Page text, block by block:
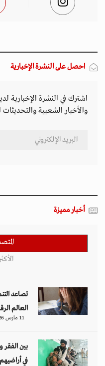
احصل على النشرة الإخبارية
اشترك في النشرة الإخبارية
والأخبار الشعبية
أخبار مميزة
تصاعد
العالم
11 مارس 2026 - 13:44
بين الفقر
في أراضيهم